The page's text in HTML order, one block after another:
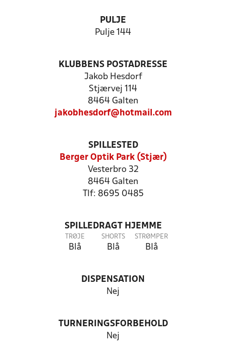
PULJE
Pulje 144
KLUBBENS POSTADRESSE
Jakob Hesdorf
Stjærvej 114
8464 Galten
jakobhesdorf@hotmail.com
SPILLESTED
Berger Optik Park (Stjær)
Vesterbro 32
8464 Galten
Tlf: 8695 0485
SPILLEDRAGT HJEMME
TRØJE
Blå
SHORTS
Blå
STRØMPER
Blå
DISPENSATION
Nej
TURNERINGSFORBEHOLD
Nej